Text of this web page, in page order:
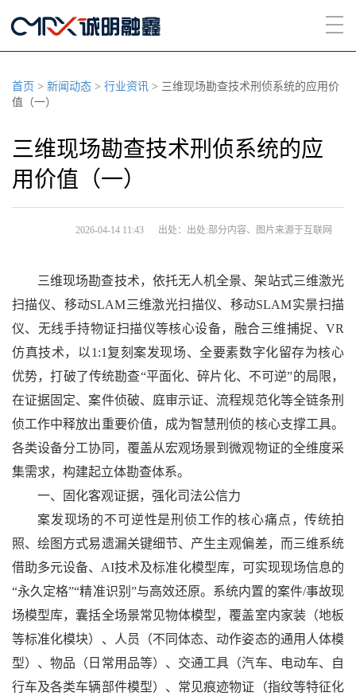
首页 > 新闻动态 > 行业资讯 > 三维现场勘查技术刑侦系统的应用价
值（一）
三维现场勘查技术刑侦系统的应
用价值（一）
2026-04-14 11:43 出处：出处:部分内容、图片来源于互联网
三维现场勘查技术，依托无人机全景、架站式三维激光
扫描仪、移动SLAM三维激光扫描仪、移动SLAM实景扫描
仪、无线手持物证扫描仪等核心设备，融合三维捕捉、VR
仿真技术，以1:1复刻案发现场、全要素数字化留存为核心
优势，打破了传统勘查“平面化、碎片化、不可逆”的局限，
在证据固定、案件侦破、庭审示证、流程规范化等全链条刑
侦工作中释放出重要价值，成为智慧刑侦的核心支撑工具。
各类设备分工协同，覆盖从宏观场景到微观物证的全维度采
集需求，构建起立体勘查体系。
一、固化客观证据，强化司法公信力
案发现场的不可逆性是刑侦工作的核心痛点，传统拍
照、绘图方式易遗漏关键细节、产生主观偏差，而三维系统
借助多元设备、AI技术及标准化模型库，可实现现场信息的
“永久定格”“精准识别”与高效还原。系统内置的案件/事故现
场模型库，囊括全场景常见物体模型，覆盖室内家装（地板
等标准化模块）、人员（不同体态、动作姿态的通用人体模
型）、物品（日常用品等）、交通工具（汽车、电动车、自
行车及各类车辆部件模型）、常见痕迹物证（指纹等特征化